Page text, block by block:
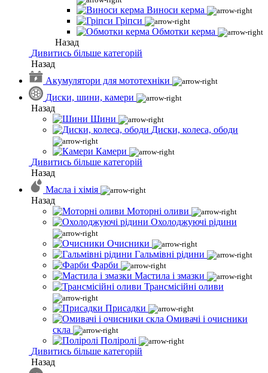
Виноси керма
Гріпси
Обмотки керма
Назад
Дивитись більше категорій
Назад
Акумулятори для мототехніки
Диски, шини, камери
Назад
Шини
Диски, колеса, ободи
Камери
Дивитись більше категорій
Назад
Масла і хімія
Назад
Моторні оливи
Охолоджуючі рідини
Очисники
Гальмівні рідини
Фарби
Мастила і змазки
Трансмісійні оливи
Присадки
Омивачі і очисники
скла
Поліролі
Дивитись більше категорій
Назад